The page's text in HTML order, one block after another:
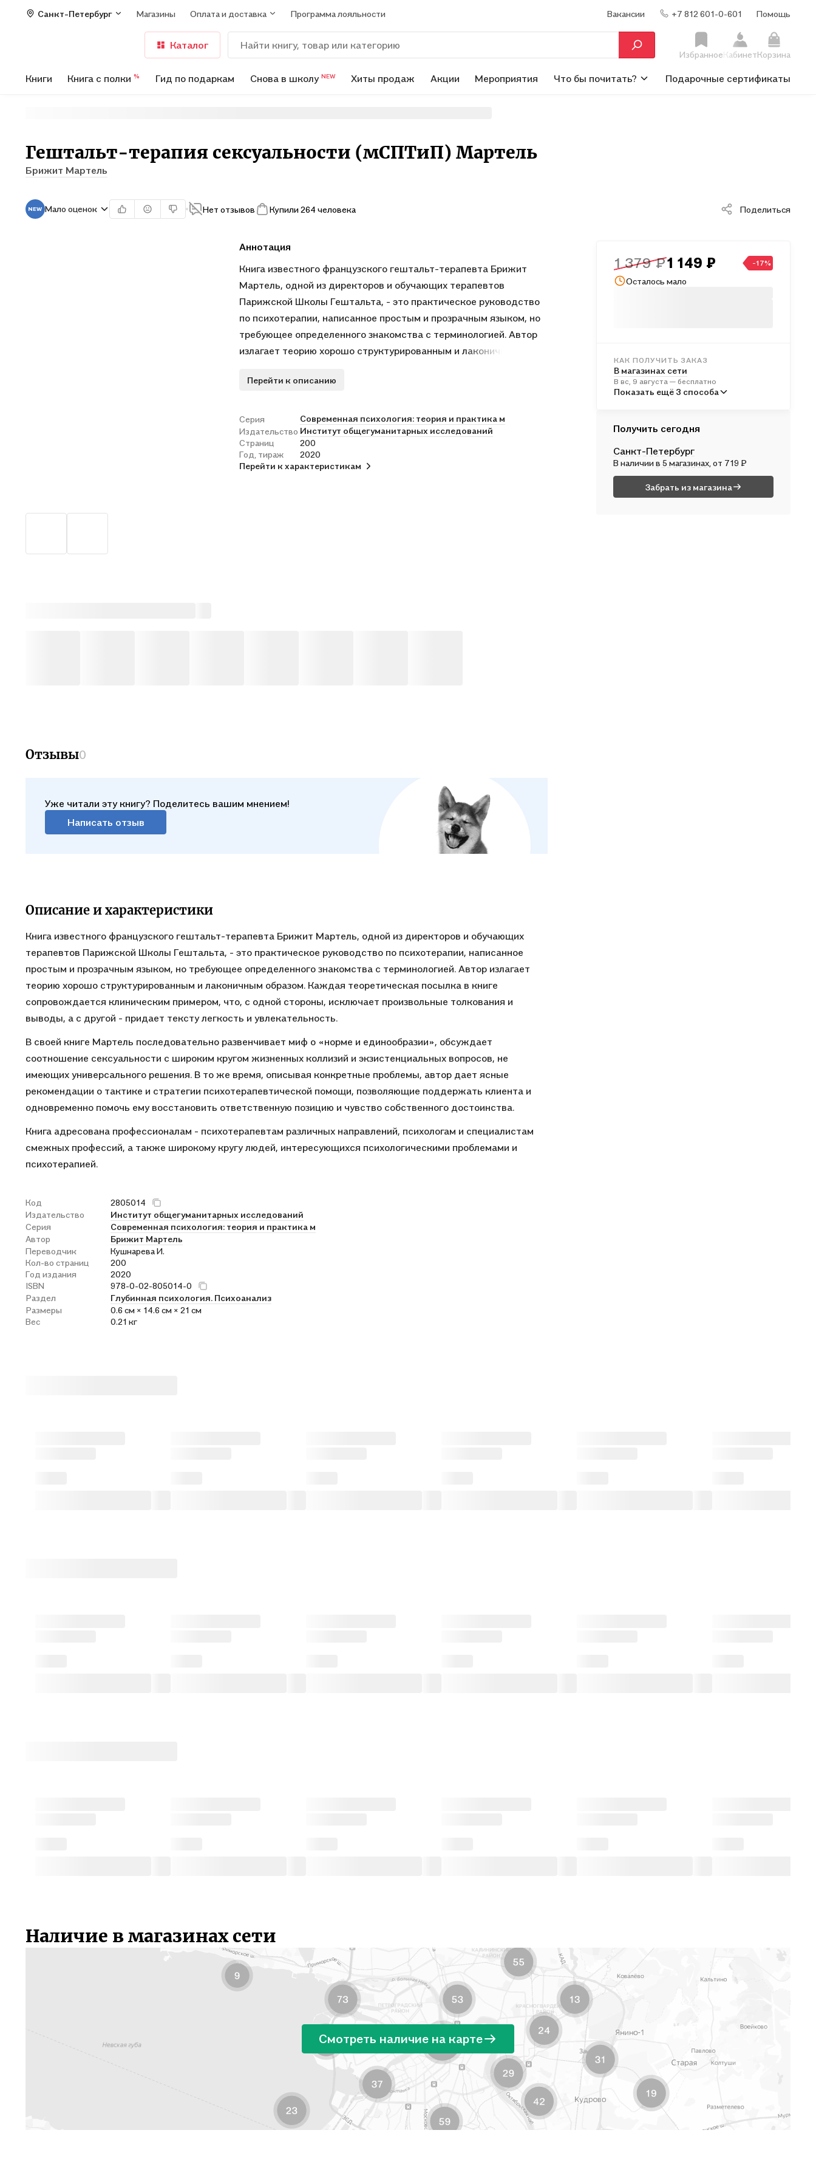
Санкт-Петербург Магазины Оплата и доставка Программа лояльности Вакансии +7 812 601-0-601 Помощь
Каталог
Избранное КабинетКорзина
Книги Книга с полки % Гид по подаркам Снова в школу NEW Хиты продаж Акции Мероприятия Что бы почитать? Подарочные сертификаты
Гештальт-терапия сексуальности (мСПТиП) Мартель
Брижит Мартель
Мало оценок Нет отзывов Купили 264 человека Поделиться
Аннотация
Книга известного французского гештальт-терапевта Брижит
Мартель, одной из директоров и обучающих терапевтов
Парижской Школы Гештальта, - это практическое руководство
по психотерапии, написанное простым и прозрачным языком, но
требующее определенного знакомства с терминологией. Автор
излагает теорию хорошо структурированным и лаконичным
сопровождается клиническим примером, что, с одной стороны,
придает тексту легкость и увлекательность.
В своей книге Мартель последовательно развенчивает миф о
«норме и единообразии», обсуждает соотношение
сексуальности с широким кругом жизненных коллизий и
Перейти к описанию
Серия
Современная психология: теория и практика м
Издательство Институт общегуманитарных исследований
Страниц
200
Год, тираж
2020
Перейти к характеристикам
1 379 ₽1 149 ₽ -17%
Осталось мало
КАК ПОЛУЧИТЬ ЗАКАЗ
В магазинах сети
В вс, 9 августа — бесплатно
В пунктах выдачи
В вс, 9 августа — от 316 ₽
Почтой России
В пн, 10 августа — от 531 ₽
Показать ещё 3 способа
Получить сегодня
Санкт-Петербург
В наличиив 5 магазинах , от 719 ₽
Забрать из магазина
Отзывы0
Уже читали эту книгу? Поделитесь вашим мнением!
Написать отзыв
Описание и характеристики
Книга известного французского гештальт-терапевта Брижит Мартель, одной из директоров и обучающих
терапевтов Парижской Школы Гештальта, - это практическое руководство по психотерапии, написанное
простым и прозрачным языком, но требующее определенного знакомства с терминологией. Автор излагает
теорию хорошо структурированным и лаконичным образом. Каждая теоретическая посылка в книге
сопровождается клиническим примером, что, с одной стороны, исключает произвольные толкования и
выводы, а с другой - придает тексту легкость и увлекательность.
В своей книге Мартель последовательно развенчивает миф о «норме и единообразии», обсуждает
соотношение сексуальности с широким кругом жизненных коллизий и экзистенциальных вопросов, не
имеющих универсального решения. В то же время, описывая конкретные проблемы, автор дает ясные
рекомендации о тактике и стратегии психотерапевтической помощи, позволяющие поддержать клиента и
одновременно помочь ему восстановить ответственную позицию и чувство собственного достоинства.
Книга адресована профессионалам - психотерапевтам различных направлений, психологам и специалистам
смежных профессий, а также широкому кругу людей, интересующихся психологическими проблемами и
психотерапией.
Код
2805014
Издательство
Институт общегуманитарных исследований
Серия
Современная психология: теория и практика м
Автор
Брижит Мартель
Переводчик
Кушнарева И.
Кол-во страниц
200
Год издания
2020
ISBN
978-0-02-805014-0
Раздел
Глубинная психология. Психоанализ
Размеры
0.6 см × 14.6 см × 21 см
Вес
0.21 кг
Наличие в магазинах сети
Смотреть наличие на карте